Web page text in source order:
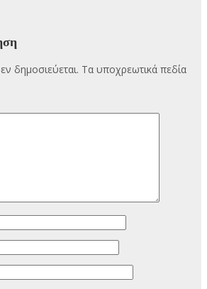
δημοσιεύεται. Τα υποχρεωτικά πεδία